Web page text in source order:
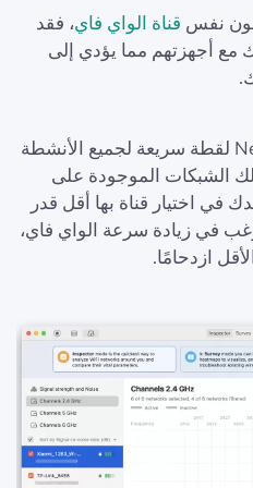
نفس قناة الواي فاي، فقد
مع أجهزتهم مما يؤدي إلى
يأخذ وضع المفتش في NetSpot لقطة سريعة لجميع الأنشطة
الشبكات الموجودة على
في اختيار قناة بها أقل قدر
في زيادة سرعة الواي فاي،
ازدحامًا.